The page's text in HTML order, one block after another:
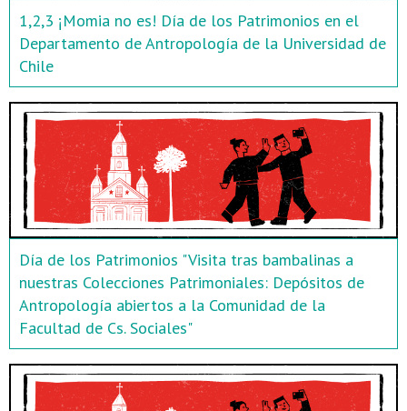
1,2,3 ¡Momia no es! Día de los Patrimonios en el
Departamento de Antropología de la Universidad de
Chile
Día de los Patrimonios "Visita tras bambalinas a
nuestras Colecciones Patrimoniales: Depósitos de
Antropología abiertos a la Comunidad de la
Facultad de Cs. Sociales"